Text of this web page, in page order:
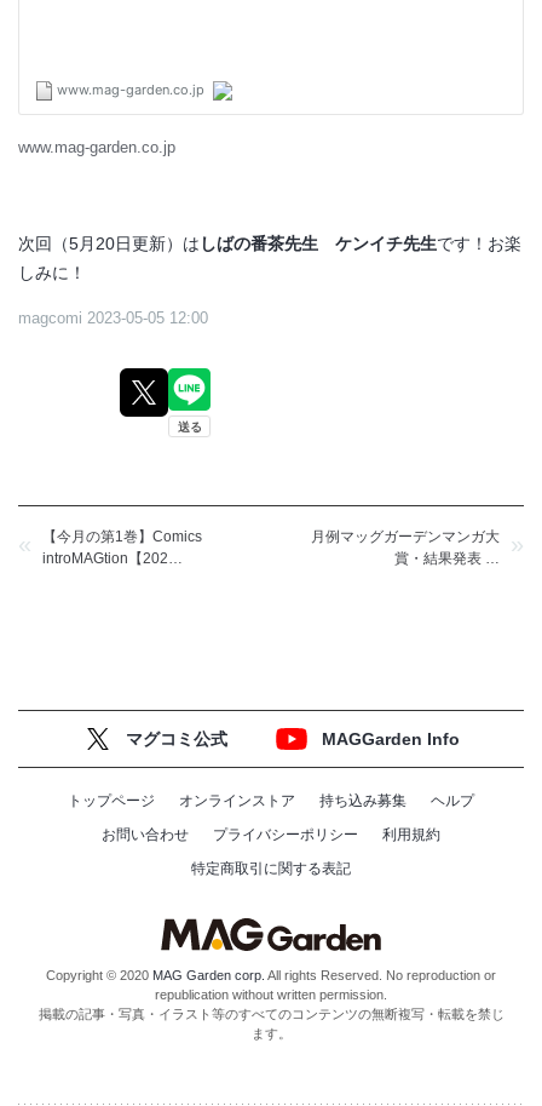
www.mag-garden.co.jp
次回（5月20日更新）は しばの番茶先生 ケンイチ先生です！お楽
しみに！
magcomi 2023-05-05 12:00
«
【今月の第1巻】Comics
introMAGtion【202…
月例マッグガーデンマンガ大
賞・結果発表 …
»
マグコミ公式 MAGGarden Info
トップページ オンラインストア 持ち込み募集
ヘルプ
お問い合わせ
プライバシーポリシー
利用規約
特定商取引に関する表記
Copyright © 2020 MAG Garden corp. All rights Reserved. No reproduction or
republication without written permission.
掲載の記事・写真・イラスト等のすべてのコンテンツの無断複写・転載を禁じ
ます。